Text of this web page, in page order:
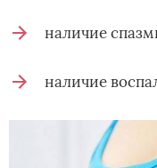
наличие
наличие